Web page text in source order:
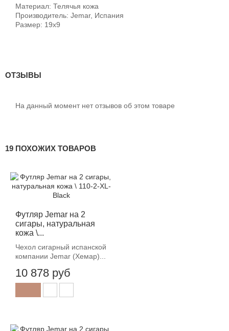
Материал: Телячья кожа
Производитель: Jemar, Испания
Размер: 19x9
ОТЗЫВЫ
На данный момент нет отзывов об этом товаре
19 ПОХОЖИХ ТОВАРОВ
Футляр Jemar на 2
сигары, натуральная
кожа \...
Чехол сигарный испанской
компании Jemar (Хемар)...
10 878 руб